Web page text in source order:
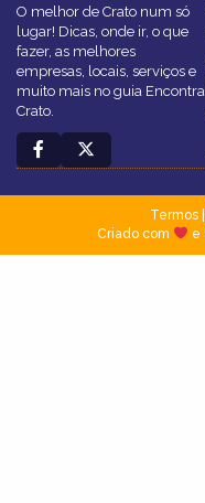
O melhor de Crato num só
lugar! Dicas, onde ir, o que
fazer, as melhores
empresas, locais, serviços e
muito mais no guia Encontra
Crato.
Termos|
Criado com
e